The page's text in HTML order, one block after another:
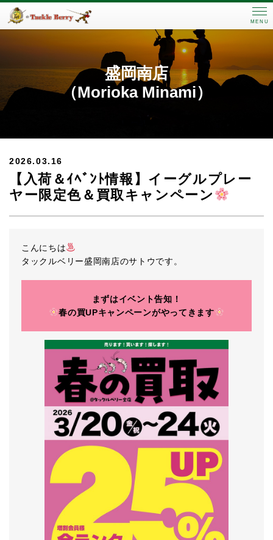
MENU
盛岡南店
（Morioka Minami）
2026.03.16
【入荷＆ｲﾍﾞﾝﾄ情報】イーグルプレー
ヤー限定色＆買取キャンペーン
こんにちは
タックルベリー盛岡南店のサトウです。
まずはイベント告知！
春の買UPキャンペーンがやってきます